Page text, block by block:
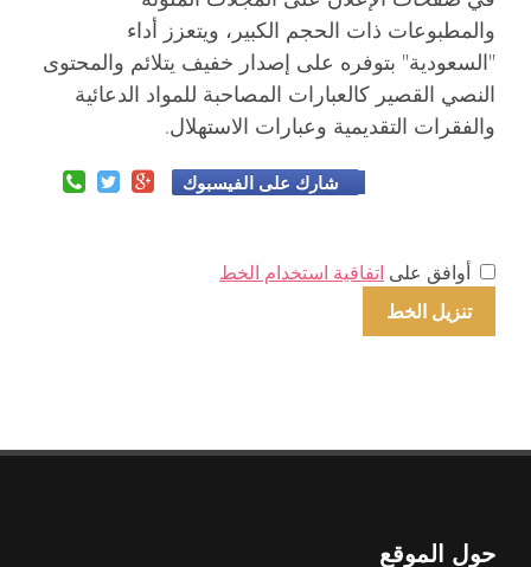
والمطبوعات ذات الحجم الكبير، ويتعزز أداء
"السعودية" بتوفره على إصدار خفيف يتلائم والمحتوى
النصي القصير كالعبارات المصاحبة للمواد الدعائية
والفقرات التقديمية وعبارات الاستهلال.
شارك على الفيسبوك
أوافق على اتفاقية استخدام الخط
حول الموقع